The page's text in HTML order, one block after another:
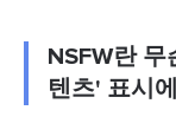
NSFW란
텐츠' 표시